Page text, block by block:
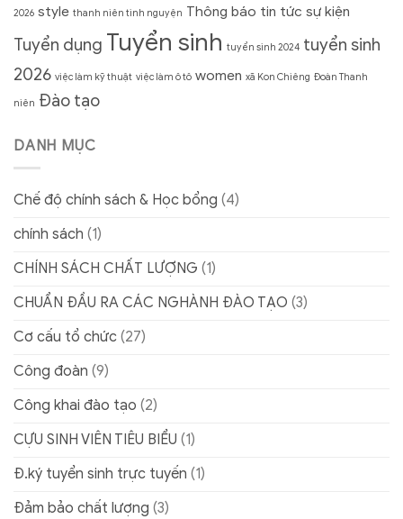
2026 style thanh niên tình nguyện Thông báo tin tức sự kiện
Tuyển dụng Tuyển sinh tuyển sinh 2024 tuyển sinh
2026 việc làm kỹ thuật việc làm ô tô women xã Kon Chiêng Đoàn Thanh
niên Đào tạo
DANH MỤC
Chế độ chính sách & Học bổng (4)
chính sách (1)
CHÍNH SÁCH CHẤT LƯỢNG (1)
CHUẨN ĐẦU RA CÁC NGHÀNH ĐÀO TẠO (3)
Cơ cấu tổ chức (27)
Công đoàn (9)
Công khai đào tạo (2)
CỰU SINH VIÊN TIÊU BIỂU (1)
Đ.ký tuyển sinh trực tuyến (1)
Đảm bảo chất lượng (3)